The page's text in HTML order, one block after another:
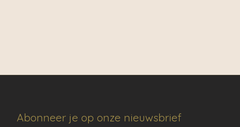
Abonneer je op onze nieuwsbrief